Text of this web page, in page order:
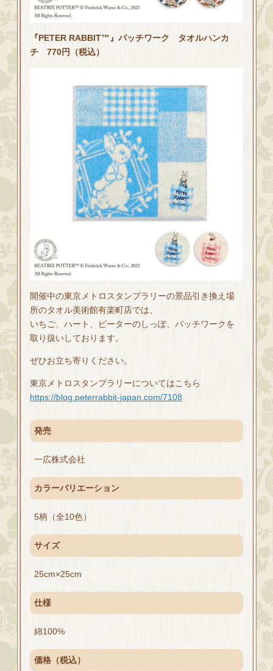
『PETER RABBIT™』パッチワーク タオルハンカ
チ 770円（税込）
開催中の東京メトロスタンプラリーの景品引き換え場
所のタオル美術館有楽町店では、
いちご、ハート、ピーターのしっぽ、パッチワークを
取り扱いしております。
ぜひお立ち寄りください。
東京メトロスタンプラリーについてはこちら
https://blog.peterrabbit-japan.com/7108
発売
一広株式会社
カラーバリエーション
5柄（全10色）
サイズ
25cm×25cm
仕様
綿100%
価格（税込）